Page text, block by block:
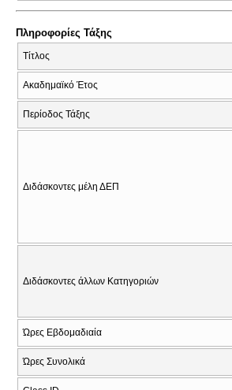
Πληροφορίες Τάξης
Τίτλος
Ακαδημαϊκό Έτος
Περίοδος Τάξης
Διδάσκοντες μέλη ΔΕΠ
Διδάσκοντες άλλων Κατηγοριών
Ώρες Εβδομαδιαία
Ώρες Συνολικά